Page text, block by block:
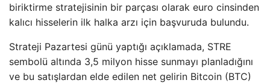
biriktirme stratejisinin bir parçası olarak euro cinsinden
kalıcı hisselerin ilk halka arzı için başvuruda bulundu.
Strateji Pazartesi günü yaptığı açıklamada, STRE
sembolü altında 3,5 milyon hisse sunmayı planladığını
ve bu satışlardan elde edilen net gelirin Bitcoin (BTC)